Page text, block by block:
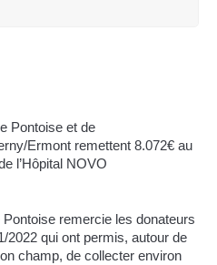
Pontoise et de
Ermont remettent 8.072€ au
l’Hôpital NOVO
Pontoise remercie les donateurs
2022 qui ont permis, autour de
champ, de collecter environ